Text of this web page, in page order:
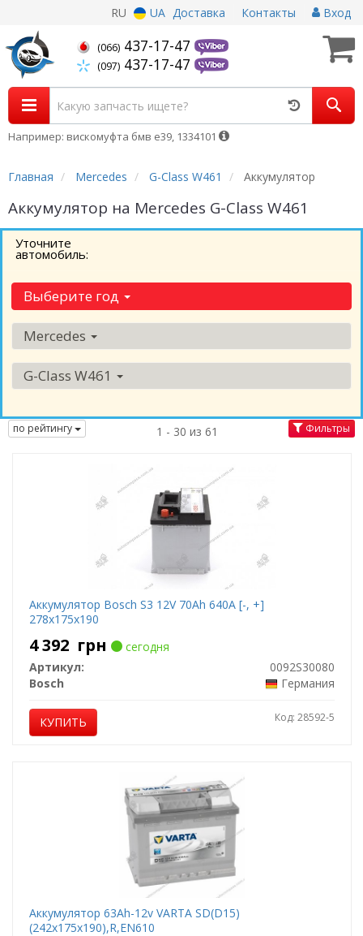
RU UA Доставка Контакты Вход
(066) 437-17-47
(097) 437-17-47
Например: вискомуфта бмв е39, 1334101
Главная Mercedes G-Class W461 Аккумулятор
Аккумулятор на Mercedes G-Class W461
Уточните
автомобиль:
Выберите год
Mercedes
G-Class W461
по рейтингу 1 - 30 из 61 Фильтры
Аккумулятор Bosch S3 12V 70Ah 640A [-, +]
278x175x190
4 392 грн
сегодня
Артикул:
0092S30080
Bosch
Германия
КУПИТЬ Код: 28592-5
Аккумулятор 63Ah-12v VARTA SD(D15)
(242x175x190),R,EN610